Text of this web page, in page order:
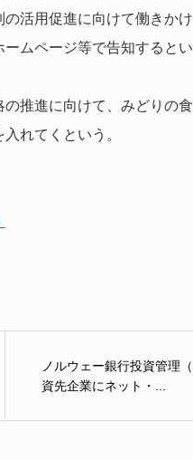
活用促進に向けて働きか
ムページ等で告知するとい
推進に向けて、みどりの
れてくという。
ノルウェー銀行投資管理
資先企業にネット・...